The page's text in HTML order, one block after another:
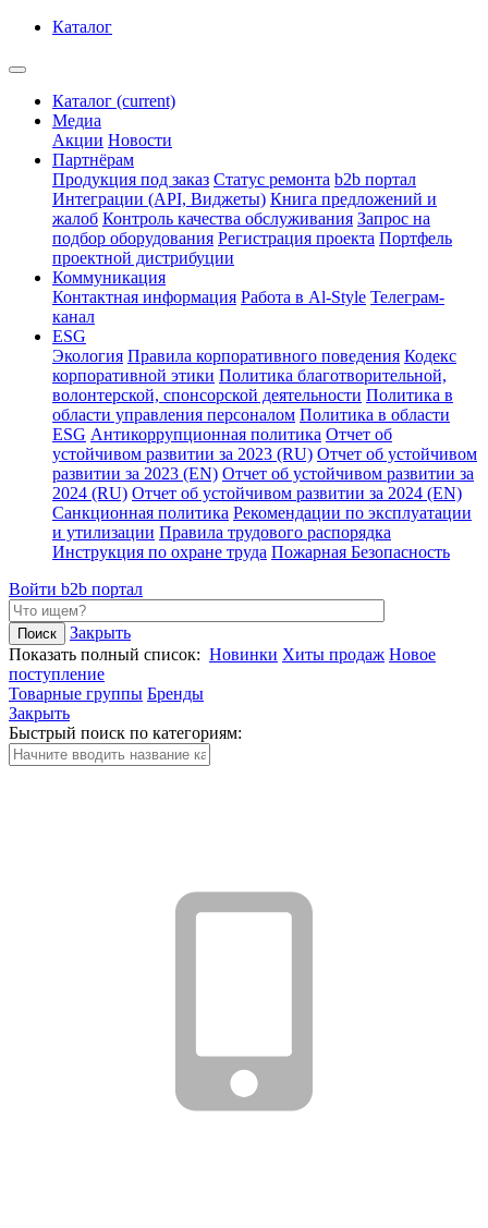
Каталог
Каталог (current)
Медиа
Акции Новости
Партнёрам
Продукция под заказ Статус ремонта b2b портал
Интеграции (API, Виджеты) Книга предложений и
жалоб Контроль качества обслуживания Запрос на
подбор оборудования Регистрация проекта Портфель
проектной дистрибуции
Коммуникация
Контактная информация Работа в Al-Style Телеграм-
канал
ESG
Экология Правила корпоративного поведения Кодекс
корпоративной этики Политика благотворительной,
волонтерской, спонсорской деятельности Политика в
области управления персоналом Политика в области
ESG Антикоррупционная политика Отчет об
устойчивом развитии за 2023 (RU) Отчет об устойчивом
развитии за 2023 (EN) Отчет об устойчивом развитии за
2024 (RU) Отчет об устойчивом развитии за 2024 (EN)
Санкционная политика Рекомендации по эксплуатации
и утилизации Правила трудового распорядка
Инструкция по охране труда Пожарная Безопасность
Войти b2b портал
Закрыть
Показать полный список: Новинки Хиты продаж Новое
поступление
Товарные группы Бренды
Закрыть
Быстрый поиск по категориям: